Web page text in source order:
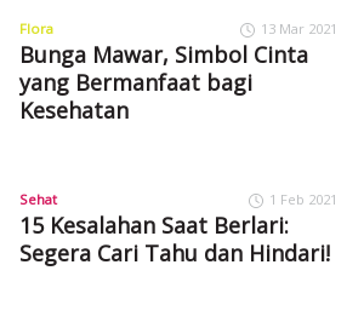
Flora 13 Mar 2021
Bunga Mawar, Simbol Cinta
yang Bermanfaat bagi
Kesehatan
Sehat 1 Feb 2021
15 Kesalahan Saat Berlari:
Segera Cari Tahu dan Hindari!